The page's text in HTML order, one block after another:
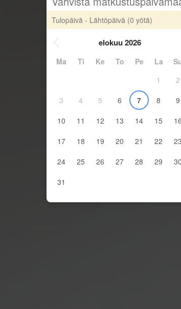
Tulopäivä - Lähtöpäivä (0 yötä)
elokuu 2026
Ma Ti Ke To Pe La
1
2
3
4 5 6 7 8
9
10
11 12 13 14 15
16
17
18 19 20 21 22
23
24
25 26 27 28 29
30
31